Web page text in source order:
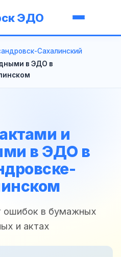
ЭДО
Сахалинский
в ЭДО в
и
в ЭДО в
ошибок в бумажных
и актах